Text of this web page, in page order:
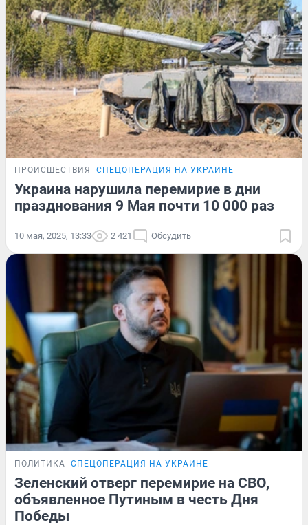
ПРОИСШЕСТВИЯ СПЕЦОПЕРАЦИЯ НА УКРАИНЕ
Украина нарушила перемирие в дни
празднования 9 Мая почти 10 000 раз
10 мая, 2025, 13:33 2 421 Обсудить
ПОЛИТИКА СПЕЦОПЕРАЦИЯ НА УКРАИНЕ
Зеленский отверг перемирие на СВО,
объявленное Путиным в честь Дня
Победы